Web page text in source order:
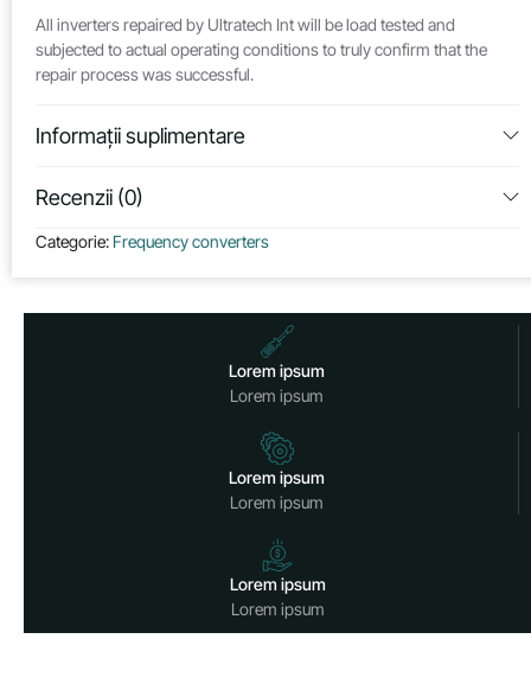
All inverters repaired by Ultratech Int will be load tested and
subjected to actual operating conditions to truly confirm that the
repair process was successful.
Informații suplimentare
Recenzii (0)
Categorie: Frequency converters
Lorem ipsum
Lorem ipsum
Lorem ipsum
Lorem ipsum
Lorem ipsum
Lorem ipsum